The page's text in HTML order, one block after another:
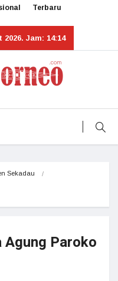
Terbaru
Jam: 14:14
Sekadau
Agung Paroko